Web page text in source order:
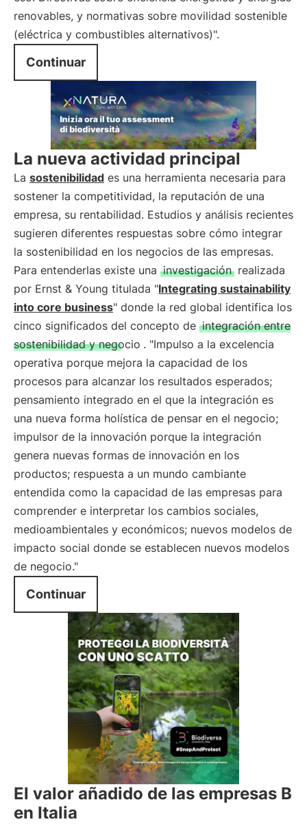
renovables, y normativas sobre movilidad sostenible
(eléctrica y combustibles alternativos)".
Continuar
La nueva actividad principal
La sostenibilidad es una herramienta necesaria para
sostener la competitividad, la reputación de una
empresa, su rentabilidad. Estudios y análisis recientes
sugieren diferentes respuestas sobre cómo integrar
la sostenibilidad en los negocios de las empresas.
Para entenderlas existe una investigación realizada
por Ernst & Young titulada "Integrating sustainability
into core business" donde la red global identifica los
cinco significados del concepto de integración entre
sostenibilidad y negocio . "Impulso a la excelencia
operativa porque mejora la capacidad de los
procesos para alcanzar los resultados esperados;
pensamiento integrado en el que la integración es
una nueva forma holística de pensar en el negocio;
impulsor de la innovación porque la integración
genera nuevas formas de innovación en los
productos; respuesta a un mundo cambiante
entendida como la capacidad de las empresas para
comprender e interpretar los cambios sociales,
medioambientales y económicos; nuevos modelos de
impacto social donde se establecen nuevos modelos
de negocio."
Continuar
El valor añadido de las empresas B
en Italia